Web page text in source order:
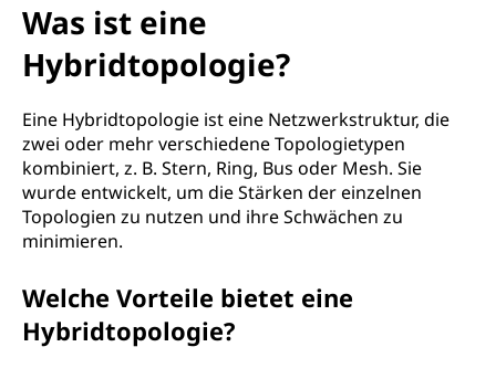
Was ist eine
Hybridtopologie?
Eine Hybridtopologie ist eine Netzwerkstruktur, die
zwei oder mehr verschiedene Topologietypen
kombiniert, z. B. Stern, Ring, Bus oder Mesh. Sie
wurde entwickelt, um die Stärken der einzelnen
Topologien zu nutzen und ihre Schwächen zu
minimieren.
Welche Vorteile bietet eine
Hybridtopologie?